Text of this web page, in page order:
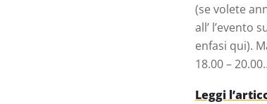
(se volete
all’ l’evento
enfasi qui).
18.00 –
Leggi